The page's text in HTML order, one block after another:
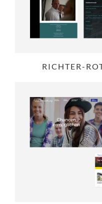
RICHTER-